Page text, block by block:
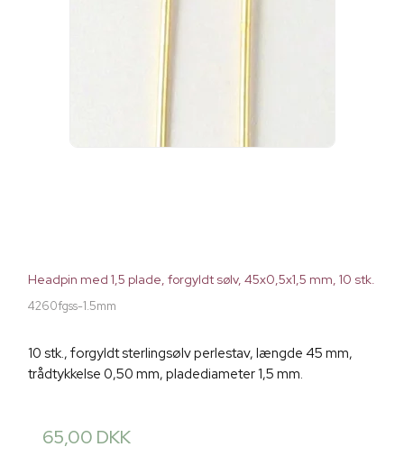
Headpin med 1,5 plade, forgyldt sølv, 45x0,5x1,5 mm, 10 stk.
4260fgss-1.5mm
10 stk., forgyldt sterlingsølv perlestav, længde 45 mm,
trådtykkelse 0,50 mm, pladediameter 1,5 mm.
65,00 DKK